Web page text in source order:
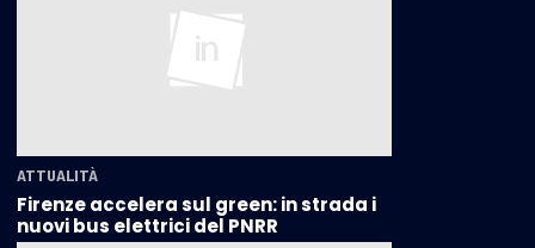
ATTUALITÀ
Firenze accelera sul green: in strada i
nuovi bus elettrici del PNRR